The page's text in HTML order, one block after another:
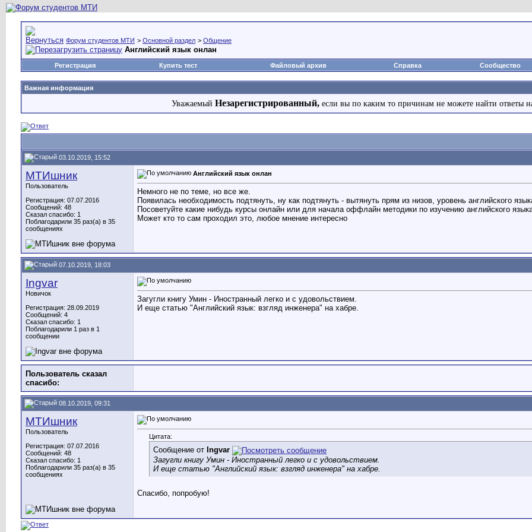
Форум студентов МТИ > Основной раздел > Общение
Английский язык онлан
Регистрация Купить тест Файловый архив Справка Сообщество
Важная информация
Уважаемый Незарегистрированный, если вы по каким то причинам не можете найти ответы
03.10.2019, 15:52
МТИшник
Пользователь
Регистрация: 07.07.2016
Сообщений: 48
Сказал спасибо: 1
Поблагодарили 35 раз(а) в 35
сообщениях
Английский язык онлан
Немного не по теме, но все же.
Появилась необходимость подтянуть, ну как подтянуть - вытянуть прям из низов, уровень английского
Посоветуйте какие нибудь курсы онлайн или для начала оффлайн методики по изучению английского
Может кто то сам проходил это, любое мнение интересно
07.10.2019, 18:03
Ingvar
Новичок
Регистрация: 28.09.2019
Сообщений: 4
Сказал спасибо: 1
Поблагодарили 1 раз в 1
сообщении
Загугли книгу Умин - Иностранный легко и с удовольствием.
И еще статью "Английский язык: взгляд инженера" на хабре.
Пользователь сказал
cпасибо:
08.10.2019, 09:31
МТИшник
Пользователь
Регистрация: 07.07.2016
Сообщений: 48
Сказал спасибо: 1
Поблагодарили 35 раз(а) в 35
сообщениях
Цитата:
Сообщение от Ingvar
Загугли книгу Умин - Иностранный легко и с удовольствием.
И еще статью "Английский язык: взгляд инженера" на хабре.
Спасибо, попробую!